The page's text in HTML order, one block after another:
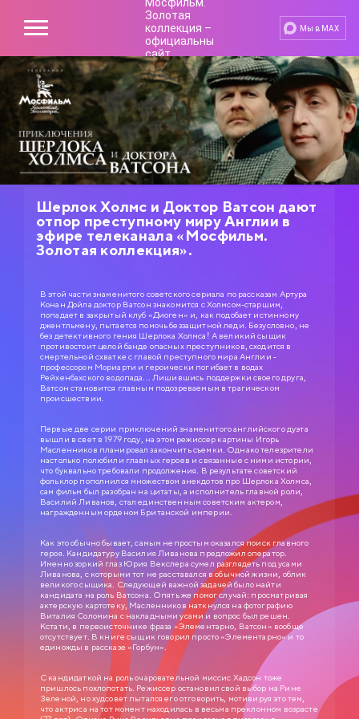
Мы в MAX
Шерлок Холмс и Доктор Ватсон дают
отпор преступному миру Англии в
эфире телеканала «Мосфильм.
Золотая коллекция».
В этой части знаменитого советского сериала по рассказам Артура
Конан Дойла доктор Ватсон знакомится с Холмсом-старшим,
попадает в закрытый клуб «Диоген» и, как подобает истинному
джентльмену, пытается помочь беззащитной леди. Безусловно, не
без детективного гения Шерлока Холмса! А великий сыщик
противостоит целой банде опасных преступников, сходится в
смертельной схватке с главой преступного мира Англии -
профессором Мориарти и героически погибает в водах
Рейхенбахского водопада... Лишившись поддержки своего друга,
Ватсон становится главным подозреваемым в трагическом
происшествии.
Первые две серии приключений знаменитого английского дуэта
вышли в свет в 1979 году, на этом режиссер картины Игорь
Масленников планировал закончить съемки. Однако телезрители
настолько полюбили главных героев и связанные с ними истории,
что буквально требовали продолжения. В результате советский
фольклор пополнился множеством анекдотов про Шерлока Холмса,
сам фильм был разобран на цитаты, а исполнитель главной роли,
Василий Ливанов, стал единственным советским актером,
награжденным орденом Британской империи.
Как это обычно бывает, самым непростым оказался поиск главного
героя. Кандидатуру Василия Ливанова предложил оператор.
Именно зоркий глаз Юрия Векслера сумел разглядеть под усами
Ливанова, с которыми тот не расставался в обычной жизни, облик
великого сыщика. Следующей важной задачей было найти
кандидата на роль Ватсона. Опять же помог случай: просматривая
актерскую картотеку, Масленников наткнулся на фотографию
Виталия Соломина с накладными усами и вопрос был решен.
Кстати, в первоисточнике фраза «Элементарно, Ватсон» вообще
отсутствует. В книге сыщик говорил просто «Элементарно» и то
единожды в рассказе «Горбун».
С кандидаткой на роль очаровательной миссис Хадсон тоже
пришлось похлопотать. Режиссер остановил свой выбор на Рине
Зеленой, но худсовет пытался его отговорить, мотивируя это тем,
что актриса на тот момент находилась в весьма преклонном возрасте
СЛУЖЕБНЫЙ РОМАН
0+ 1977
ЗОЛОТАЯ КОЛЛЕКЦИЯ МОСФИЛЬМА
Анатолий Ефремович Новосельцев, рядовой служащий одного
статистического управления, — человек робкий и застенчивый. Для него
неплохо бы получить вакантное место зав. отделом, но он не знает как
подступиться к этому делу. Старый приятель Самохвалов советует ему